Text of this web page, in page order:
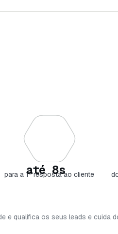
até 8s
para a 1ª resposta ao cliente
e qualifica os seus leads e cuida